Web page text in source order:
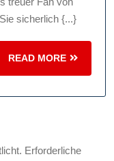
sicherlich {...}
READ MORE
READ
MORE
Erforderliche